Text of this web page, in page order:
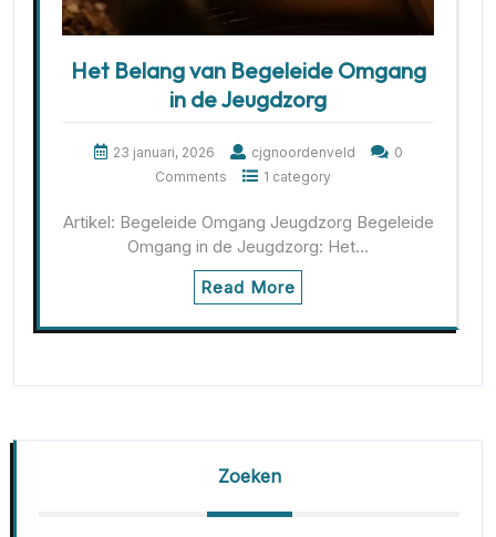
Het Belang van Begeleide Omgang
in de Jeugdzorg
23 januari, 2026 cjgnoordenveld
0
Comments
1 category
Artikel: Begeleide Omgang Jeugdzorg Begeleide
Omgang in de Jeugdzorg: Het…
Read More
Zoeken